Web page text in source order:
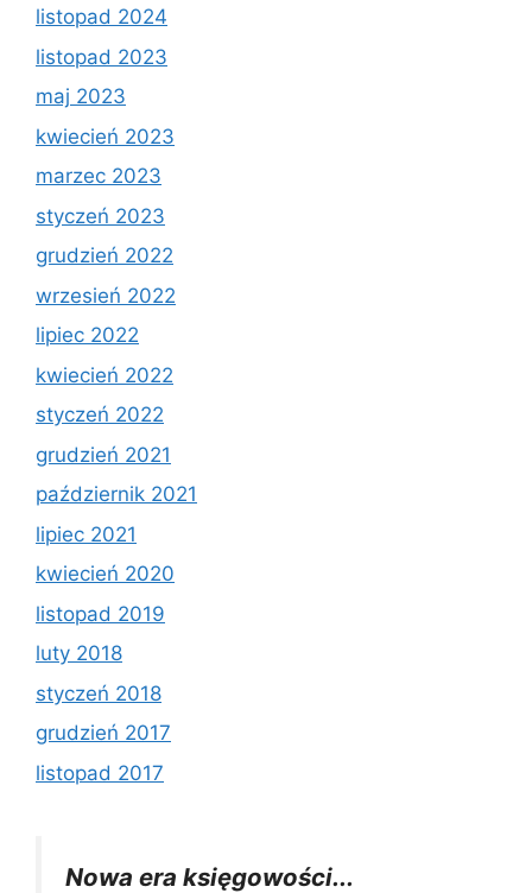
listopad 2024
listopad 2023
maj 2023
kwiecień 2023
marzec 2023
styczeń 2023
grudzień 2022
wrzesień 2022
lipiec 2022
kwiecień 2022
styczeń 2022
grudzień 2021
październik 2021
lipiec 2021
kwiecień 2020
listopad 2019
luty 2018
styczeń 2018
grudzień 2017
listopad 2017
Nowa era księgowości...